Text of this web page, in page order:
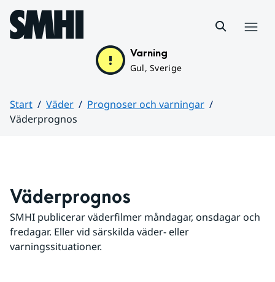
Hoppa till sidans innehåll
Varning
Gul, Sverige
Start Väder
Prognoser och varningar
Väderprognos
Väderprognos
SMHI publicerar väderfilmer måndagar, onsdagar och
fredagar. Eller vid särskilda väder- eller
varningssituationer.